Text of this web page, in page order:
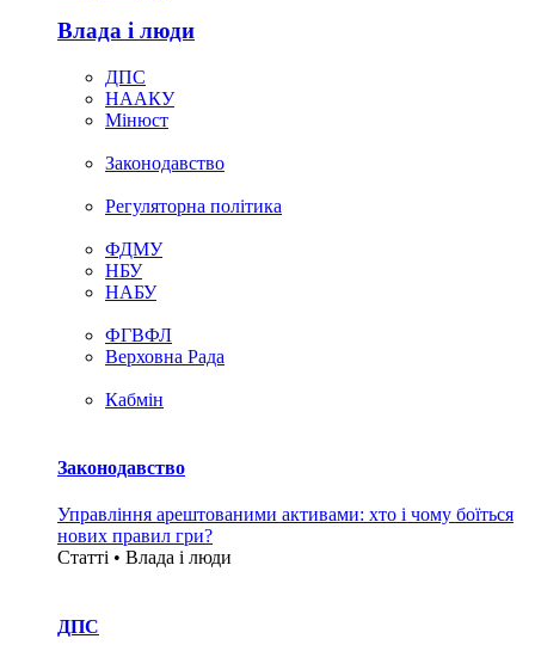
Влада i люди
ДПС
НААКУ
Мінюст
Законодавство
Регуляторна політика
ФДМУ
НБУ
НАБУ
ФГВФЛ
Верховна Рада
Кабмін
Законодавство
Управління арештованими активами: хто і чому боїться
нових правил гри?
Статті • Влада i люди
ДПС